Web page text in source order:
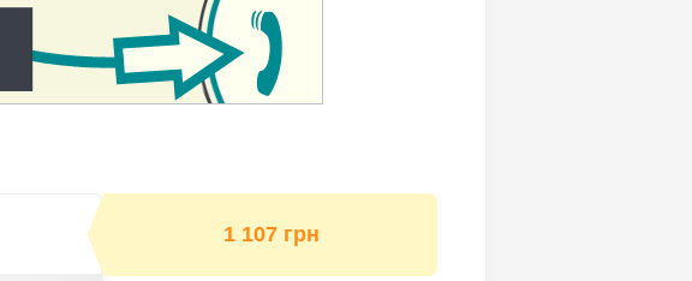
1 107 грн